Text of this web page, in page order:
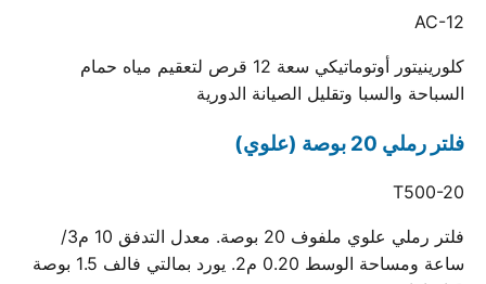
AC-12
كلورينيتور أوتوماتيكي سعة 12 قرص لتعقيم مياه حمام
السباحة والسبا وتقليل الصيانة الدورية
فلتر رملي 20 بوصة (علوي)
T500-20
فلتر رملي علوي ملفوف 20 بوصة. معدل التدفق 10 م3/
ساعة ومساحة الوسط 0.20 م2. يورد بمالتي فالف 1.5 بوصة